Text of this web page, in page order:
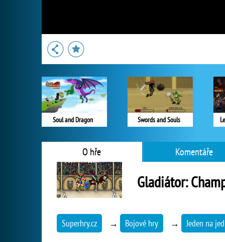
Soul and Dragon Swords and Souls
O hře Komentáře
Gladiátor:
Superhry.cz → Bojové hry → Jeden na